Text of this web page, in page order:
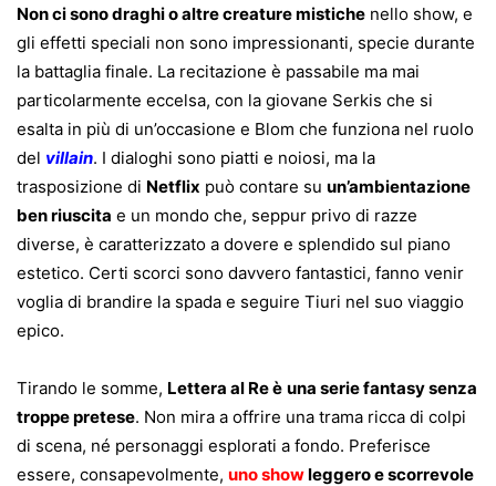
Non ci sono draghi o altre creature mistiche nello show, e
gli effetti speciali non sono impressionanti, specie durante
la battaglia finale. La recitazione è passabile ma mai
particolarmente eccelsa, con la giovane Serkis che si
esalta in più di un’occasione e Blom che funziona nel ruolo
del villain. I dialoghi sono piatti e noiosi, ma la
trasposizione di Netflix può contare su un’ambientazione
ben riuscita e un mondo che, seppur privo di razze
diverse, è caratterizzato a dovere e splendido sul piano
estetico. Certi scorci sono davvero fantastici, fanno venir
voglia di brandire la spada e seguire Tiuri nel suo viaggio
epico.
Tirando le somme, Lettera al Re è una serie fantasy senza
troppe pretese. Non mira a offrire una trama ricca di colpi
di scena, né personaggi esplorati a fondo. Preferisce
essere, consapevolmente, uno showleggero e scorrevole